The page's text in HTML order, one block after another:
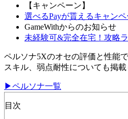
【キャンペーン】
選べるPayが貰えるキャンペ
GameWithからのお知らせ
未経験可&完全在宅！攻略
ペルソナ5Xのオセの評価と性能
スキル、弱点耐性についても掲載
▶ペルソナ一覧
目次